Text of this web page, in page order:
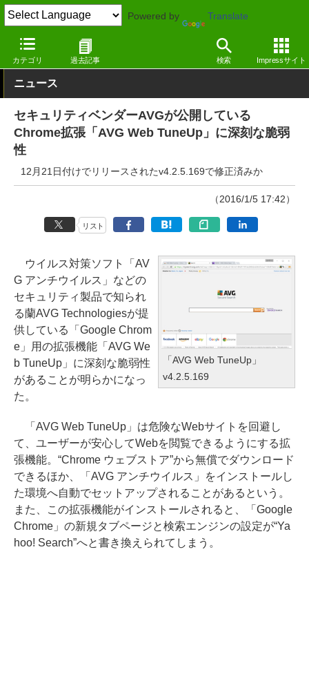
Powered by Translate
カテゴリ 過去記事 検索 Impressサイト
窓の杜 セキュリティ
ニュース
セキュリティベンダーAVGが公開している
Chrome拡張「AVG Web TuneUp」に深刻な脆弱
性
12月21日付けでリリースされたv4.2.5.169で修正済みか
（2016/1/5 17:42）
リスト
「AVG Web TuneUp」
v4.2.5.169
ウイルス対策ソフト「AV
G アンチウイルス」などの
セキュリティ製品で知られ
る蘭AVG Technologiesが提
供している「Google Chrom
e」用の拡張機能「AVG We
b TuneUp」に深刻な脆弱性
があることが明らかになっ
た。
「AVG Web TuneUp」は危険なWebサイトを回避し
て、ユーザーが安心してWebを閲覧できるようにする拡
張機能。“Chrome ウェブストア”から無償でダウンロード
できるほか、「AVG アンチウイルス」をインストールし
た環境へ自動でセットアップされることがあるという。
また、この拡張機能がインストールされると、「Google
Chrome」の新規タブページと検索エンジンの設定が“Ya
hoo! Search”へと書き換えられてしまう。